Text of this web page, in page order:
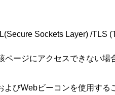
Sockets Layer) /TLS
ージにアクセスできない場
びWebビーコンを使用する